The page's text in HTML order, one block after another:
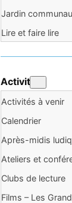
Jardin
Lire et faire lire
Activités
Activités à venir
Calendrier
Après-midis
Ateliers et
Clubs de lecture
Films – Les